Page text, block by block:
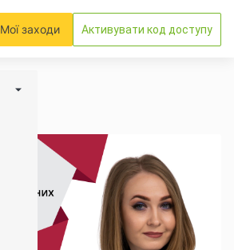
Мої заходи Активувати код доступу